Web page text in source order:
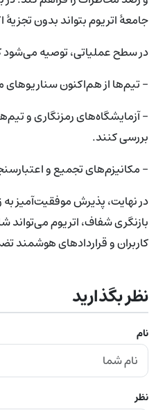
جامعهٔ اتریوم بتواند بدون
در سطح عملیاتی، توصیه می‌شود
- تیم‌ها از هم‌اکنون سناریوهای
- آزمایشگاه‌های رمزنگاری و
بررسی کنند.
- مکانیزم‌های تجمیع و
در نهایت، پذیرش موفقیت‌آمیز به
بازنگری شفاف، اتریوم می‌تواند
کاربران و قراردادهای هوشمند
نظر بگذارید
نام
نظر